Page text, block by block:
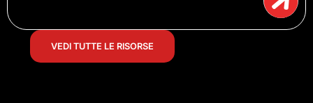
VEDI TUTTE LE RISORSE